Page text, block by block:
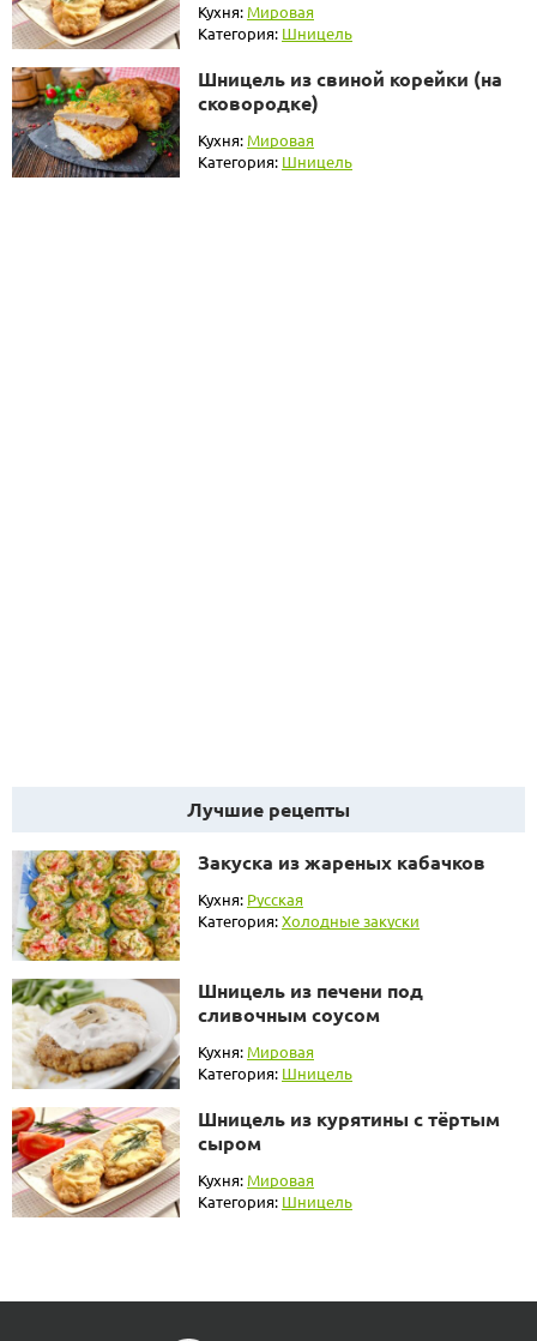
Кухня:Мировая
Категория: Шницель
Шницель из свиной корейки (на
сковородке)
Кухня: Мировая
Категория: Шницель
Лучшие рецепты
Закуска из жареных кабачков
Кухня: Русская
Категория:Холодные закуски
Шницель из печени под
сливочным соусом
Кухня: Мировая
Категория: Шницель
Шницель из курятины с тёртым
сыром
Кухня: Мировая
Категория: Шницель